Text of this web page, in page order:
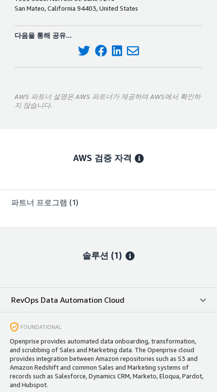
San Mateo, California 94403, United States
다음을 통해 공유...
AWS 파트너 설명은 AWS 파트너가 제공하며 AWS에서 확인하
지 않습니다.
AWS 검증 자격
파트너 프로그램 (1)
솔루션 (1)
RevOps Data Automation Cloud
FOUNDATIONAL
Openprise provides automated data onboarding, transformation,
and scrubbing of Sales and Marketing data. The Openprise cloud
provides integration between Amazon repositories such as S3 and
Amazon Redshift and common Sales and Marketing systems of
records such as Salesforce, Dynamics CRM, Marketo, Eloqua, Pardot,
and Hubspot.